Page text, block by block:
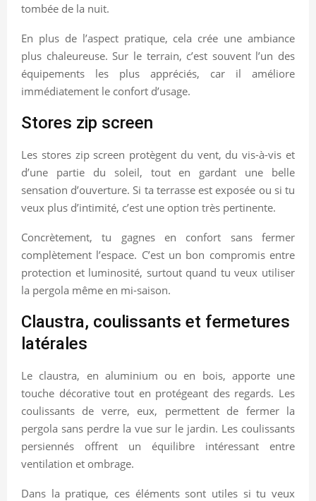
tombée de la nuit.
En plus de l’aspect pratique, cela crée une ambiance
plus chaleureuse. Sur le terrain, c’est souvent l’un des
équipements les plus appréciés, car il améliore
immédiatement le confort d’usage.
Stores zip screen
Les stores zip screen protègent du vent, du vis-à-vis et
d’une partie du soleil, tout en gardant une belle
sensation d’ouverture. Si ta terrasse est exposée ou si tu
veux plus d’intimité, c’est une option très pertinente.
Concrètement, tu gagnes en confort sans fermer
complètement l’espace. C’est un bon compromis entre
protection et luminosité, surtout quand tu veux utiliser
la pergola même en mi-saison.
Claustra, coulissants et fermetures
latérales
Le claustra, en aluminium ou en bois, apporte une
touche décorative tout en protégeant des regards. Les
coulissants de verre, eux, permettent de fermer la
pergola sans perdre la vue sur le jardin. Les coulissants
persiennés offrent un équilibre intéressant entre
ventilation et ombrage.
Dans la pratique, ces éléments sont utiles si tu veux